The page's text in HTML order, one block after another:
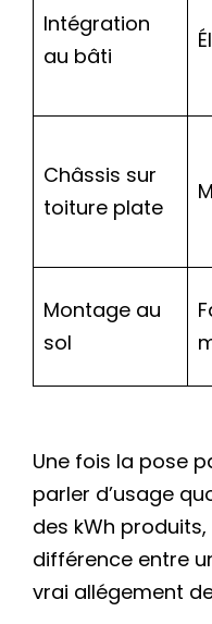
Intégration
au bâti
Châssis sur
toiture plate
Montage au
sol
Une fois la pose
parler d’usage
des kWh
différence entre
vrai allégement